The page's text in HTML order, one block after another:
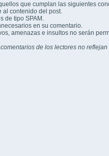
que cumplan las siguientes
al contenido del post.
de tipo SPAM.
en su comentario.
amenazas e insultos no serán
de los lectores no